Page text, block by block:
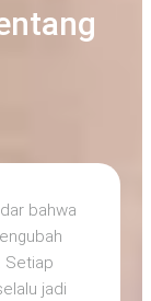
bahwa
Setiap
jadi